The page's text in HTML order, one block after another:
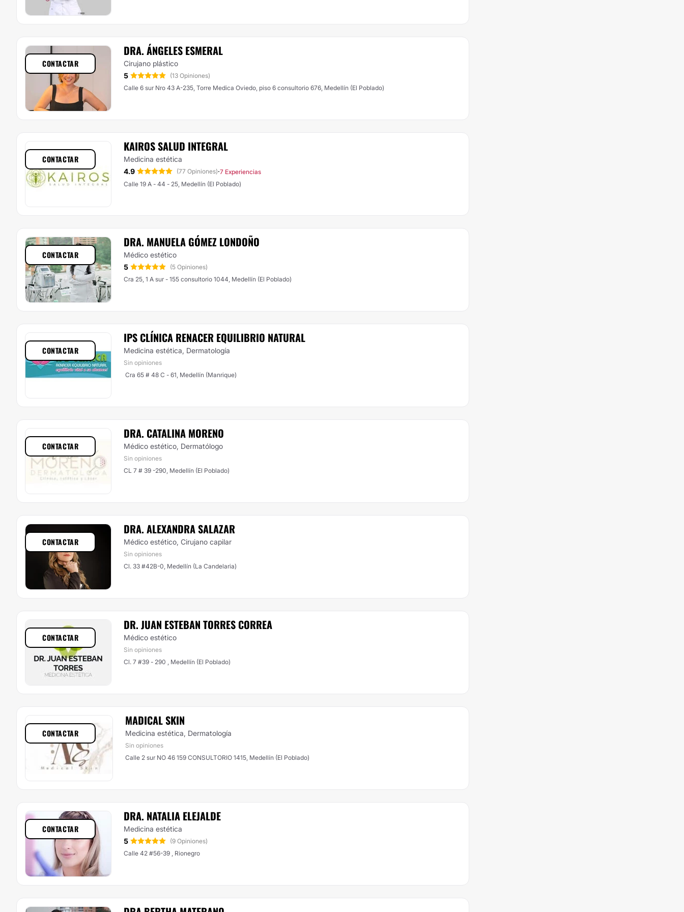
DRA. ÁNGELES ESMERAL
Cirujano plástico
5
(13 Opiniones)
Calle 6 sur Nro 43 A-235, Torre Medica Oviedo, piso 6 consultorio 676, Medellín (El Poblado)
CONTACTAR
KAIROS SALUD INTEGRAL
Medicina estética
4.9
(77 Opiniones)·7 Experiencias
Calle 19 A - 44 - 25, Medellín (El Poblado)
CONTACTAR
DRA. MANUELA GÓMEZ LONDOÑO
Médico estético
5
(5 Opiniones)
Cra 25, 1 A sur - 155 consultorio 1044, Medellín (El Poblado)
CONTACTAR
IPS CLÍNICA RENACER EQUILIBRIO NATURAL
Medicina estética, Dermatología
Sin opiniones
Cra 65 # 48 C - 61, Medellín (Manrique)
CONTACTAR
DRA. CATALINA MORENO
Médico estético, Dermatólogo
Sin opiniones
CL 7 # 39 -290, Medellín (El Poblado)
CONTACTAR
DRA. ALEXANDRA SALAZAR
Médico estético, Cirujano capilar
Sin opiniones
Cl. 33 #42B-0, Medellín (La Candelaria)
CONTACTAR
DR. JUAN ESTEBAN TORRES CORREA
Médico estético
Sin opiniones
Cl. 7 #39 - 290 , Medellín (El Poblado)
CONTACTAR
MADICAL SKIN
Medicina estética, Dermatología
Sin opiniones
Calle 2 sur NO 46 159 CONSULTORIO 1415, Medellín (El Poblado)
CONTACTAR
DRA. NATALIA ELEJALDE
Medicina estética
5
(9 Opiniones)
Calle 42 #56-39 , Rionegro
CONTACTAR